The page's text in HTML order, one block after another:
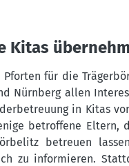
Kitas
für die
Nürnberg allen
in Kitas
betroffene Eltern,
betreuen
zu informieren.